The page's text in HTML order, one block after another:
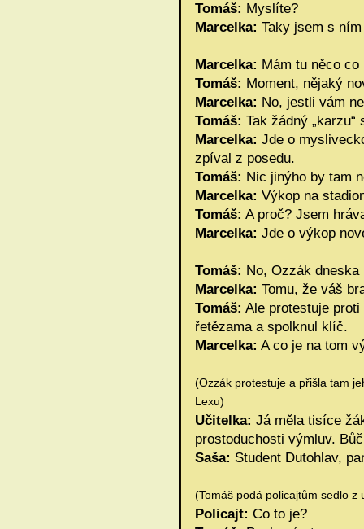
Tomáš: Myslíte?
Marcelka: Taky jsem s
Marcelka: Mám tu něco
Tomáš: Moment, nějaký
Marcelka: No, jestli vám
Tomáš: Tak žádný „karzu“
Marcelka: Jde o
zpíval z posedu.
Tomáš: Nic jinýho by tam
Marcelka: Výkop na
Tomáš: A proč? Jsem
Marcelka: Jde o výkop
Tomáš: No, Ozzák
Marcelka: Tomu, že váš
Tomáš: Ale protestuje
řetězama a spolknul klíč.
Marcelka: A co je na tom
(Ozzák protestuje a přišla tam
Lexu)
Učitelka: Já měla tisíce
prostoduchosti výmluv.
Saša: Student Dutohlav,
(Tomáš podá policajtům sedlo z
Policajt: Co to je?